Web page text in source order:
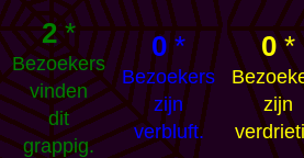
2*
Bezoekers
vinden
dit
grappig.
0*
Bezoekers
zijn
verbluft.
0*
zijn